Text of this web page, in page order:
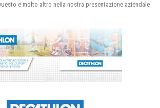
e molto altro nella nostra presentazione aziendale